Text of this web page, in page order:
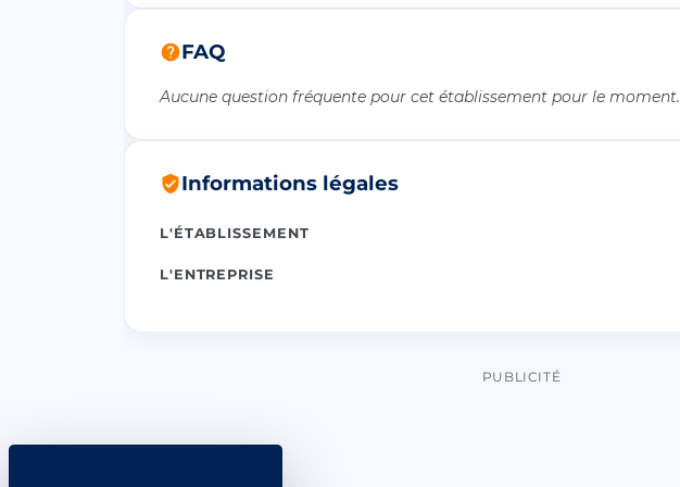
FAQ
Aucune question fréquente pour cet établissement pour le moment.
Informations légales
L'ÉTABLISSEMENT
L'ENTREPRISE
PUBLICITÉ